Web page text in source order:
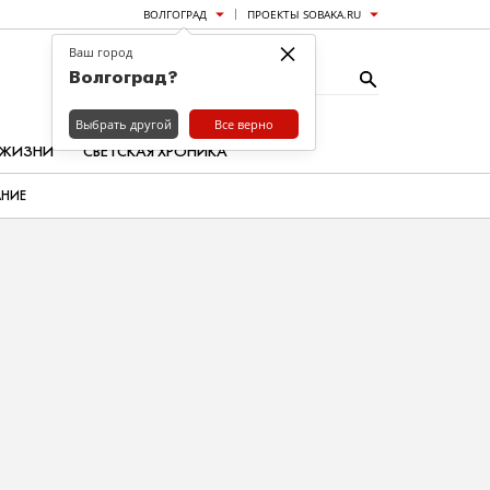
ВОЛГОГРАД ПРОЕКТЫ SOBAKA.RU
СВЕТСКАЯ ХРОНИКА
×
Ваш город
Волгоград?
Выбрать другой Все верно